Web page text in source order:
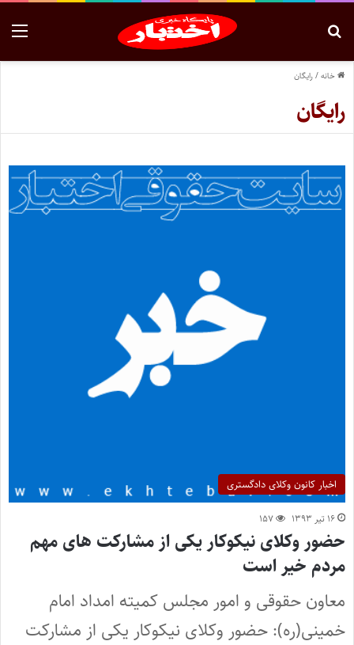
خانه/رایگان
رایگان
اخبار کانون وکلای دادگستری
۱۶ تیر ۱۳۹۳ ۱۵۷
حضور وکلای نیکوکار یکی از مشارکت های مهم
مردم خیر است
معاون حقوقی و امور مجلس کمیته امداد امام
خمینی(ره): حضور وکلای نیکوکار یکی از مشارکت